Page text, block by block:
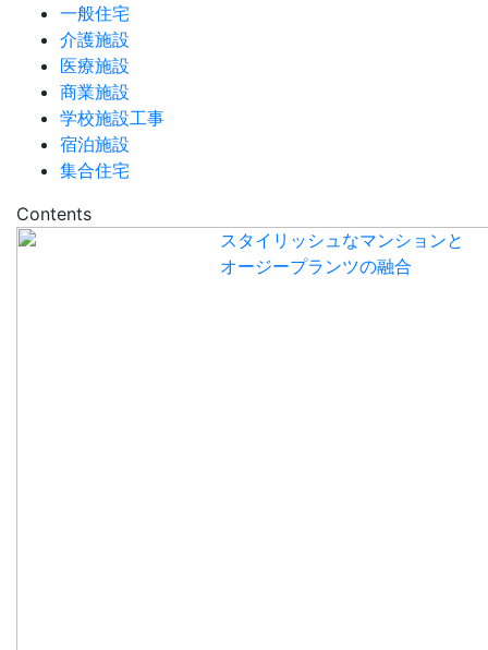
一般住宅
介護施設
医療施設
商業施設
学校施設工事
宿泊施設
集合住宅
Contents
スタイリッシュなマンションと
オージープランツの融合